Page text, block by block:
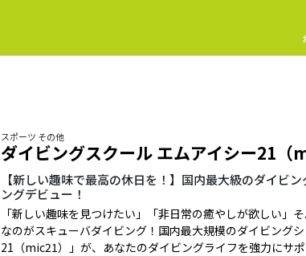
スポーツ その他
ダイビングスクール エムアイシー21（
【新しい趣味で最高の休日を！】国内最大級のダイビ
ングデビュー！
「新しい趣味を見つけたい」「非日常の癒やしが欲しい」
なのがスキューバダイビング！国内最大規模のダイビング
21（mic21）」が、あなたのダイビングライフを強力にサポ